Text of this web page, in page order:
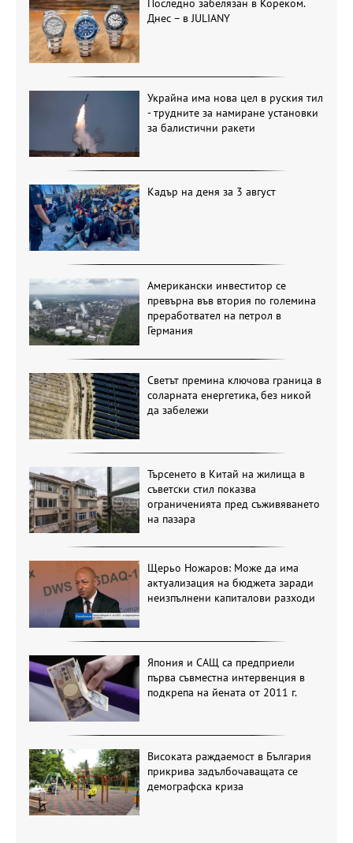
Последно забелязан в Кореком.
Днес – в JULIANY
Украйна има нова цел в руския тил
- трудните за намиране установки
за балистични ракети
Кадър на деня за 3 август
Американски инвеститор се
превърна във втория по големина
преработвател на петрол в
Германия
Светът премина ключова граница в
соларната енергетика, без никой
да забележи
Търсенето в Китай на жилища в
съветски стил показва
ограниченията пред съживяването
на пазара
Щерьо Ножаров: Може да има
актуализация на бюджета заради
неизпълнени капиталови разходи
Япония и САЩ са предприели
първа съвместна интервенция в
подкрепа на йената от 2011 г.
Високата раждаемост в България
прикрива задълбочаващата се
демографска криза